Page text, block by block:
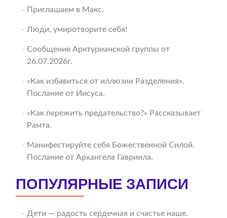
Приглашаем в Макс.
Люди, умиротворите себя!
Сообщение Арктурианской группы от
26.07.2026г.
«Как избавиться от иллюзии Разделения».
Послание от Иисуса.
«Как пережить предательство?» Рассказывает
Рамта.
Манифестируйте себя Божественной Силой.
Послание от Архангела Гавриила.
ПОПУЛЯРНЫЕ ЗАПИСИ
Дети — радость сердечная и счастье наше.